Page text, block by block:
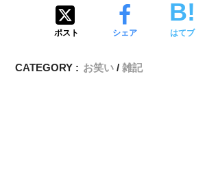
ポスト シェア はてブ
CATEGORY : お笑い 雑記